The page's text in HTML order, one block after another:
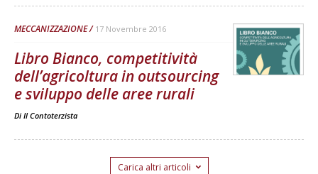
MECCANIZZAZIONE 17 Novembre 2016
Libro Bianco, competitività
dell’agricoltura in outsourcing
e sviluppo delle aree rurali
Di Il Contoterzista
Carica altri articoli